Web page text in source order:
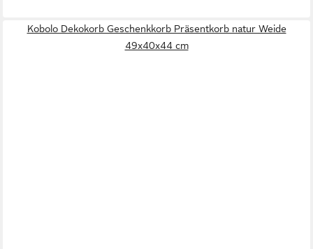
Kobolo Dekokorb Geschenkkorb Präsentkorb natur Weide
49x40x44 cm